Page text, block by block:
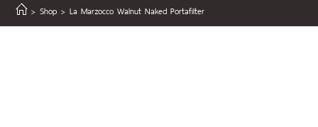
> Shop > La Marzocco Walnut Naked Portafilter